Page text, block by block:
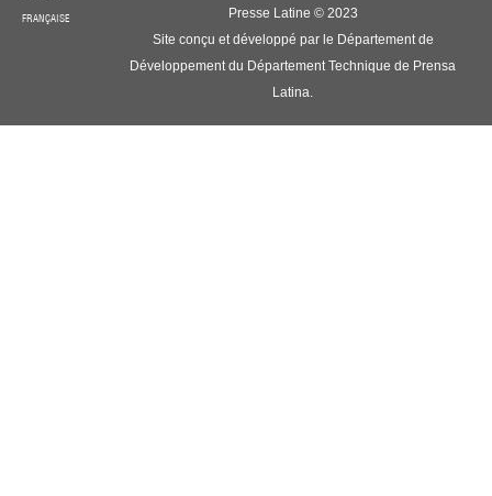
FRANÇAISE
Presse Latine © 2023
Site conçu et développé par le Département de
Développement du Département Technique de Prensa
Latina.